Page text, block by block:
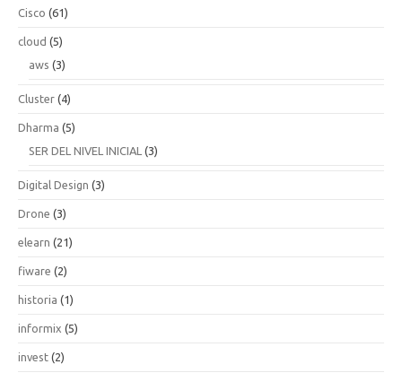
Cisco (61)
cloud (5)
aws (3)
Cluster (4)
Dharma (5)
SER DEL NIVEL INICIAL (3)
Digital Design (3)
Drone (3)
elearn (21)
fiware (2)
historia (1)
informix (5)
invest (2)